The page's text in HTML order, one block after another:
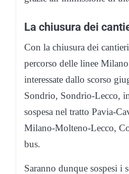
La chiusura dei
Con la chiusura dei
percorso delle linee
interessate dallo scorso
Sondrio, Sondrio-Lecco,
sospesa nel tratto Pavia-
Milano-Molteno-Lecco,
bus.
Saranno dunque sospesi